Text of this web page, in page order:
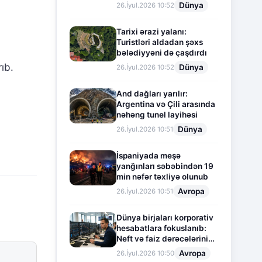
26.İyul.2026 10:52 Dünya
Tarixi ərazi yalanı:
Turistləri aldadan şəxs
bələdiyyəni də çaşdırdı
26.İyul.2026 10:52 Dünya
And dağları yarılır:
Argentina və Çili arasında
nəhəng tunel layihəsi
26.İyul.2026 10:51 Dünya
İspaniyada meşə
yanğınları səbəbindən 19
min nəfər təxliyə olunub
26.İyul.2026 10:51 Avropa
Dünya birjaları korporativ
hesabatlara fokuslanıb:
Neft və faiz dərəcələrinin
təsiri altında cari vəziyyət
26.İyul.2026 10:50 Avropa